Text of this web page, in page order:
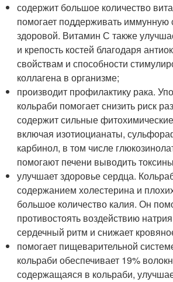
содержит большое количество
помогает поддерживать иммунную
здоровой. Витамин С также
и крепость костей благодаря
свойствам и способности
коллагена в организме;
производит профилактику рака.
кольраби помогает снизить риск
содержит сильные
включая изотиоцианаты,
карбинол, в том числе
помогают печени выводить
улучшает здоровье сердца.
содержанием холестерина и
большое количество калия. Он
противостоять воздействию
сердечный ритм и снижает
помогает пищеварительной
кольраби обеспечивает 19%
содержащаяся в кольраби,